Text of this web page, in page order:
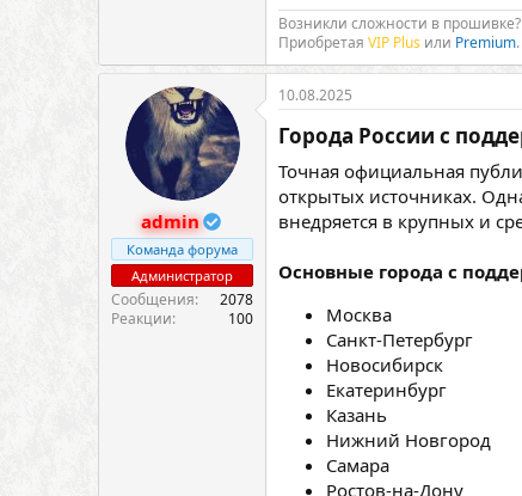
Возникли сложности в
Приобретая VIP Plus или Premium
admin
Команда форума
Администратор
Сообщения
2078
Реакции
100
10.08.2025
Города России с
Точная официальная
открытых источниках.
внедряется в крупных и
Основные города с
Москва
Санкт-Петербург
Новосибирск
Екатеринбург
Казань
Нижний Новгород
Самара
Ростов-на-Дону